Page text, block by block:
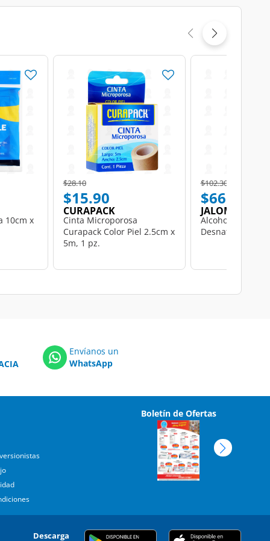
10cm x
Price reduced from
$28.10to
$15.90
CURAPACK
Cinta Microporosa
Curapack Color Piel 2.5cm x
5m, 1 pz.
Price reduced from
$102.30
$66.49
JALOMA
Alcohol Etílico
Envíanos un
WhatsApp
Boletín de Ofertas
Descarga